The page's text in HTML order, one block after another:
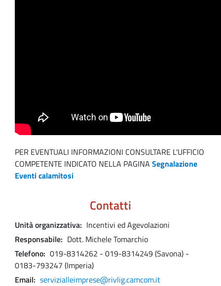
PER EVENTUALI INFORMAZIONI CONSULTARE L'UFFICIO
COMPETENTE INDICATO NELLA PAGINA Segnalazione
Eventi calamitosi
Contatti
Unità organizzativa Incentivi ed Agevolazioni
Responsabile Dott. Michele Tomarchio
Telefono 019-8314262 - 019-8314249 (Savona) -
0183-793247 (Imperia)
Email servizialleimprese@rivlig.camcom.it